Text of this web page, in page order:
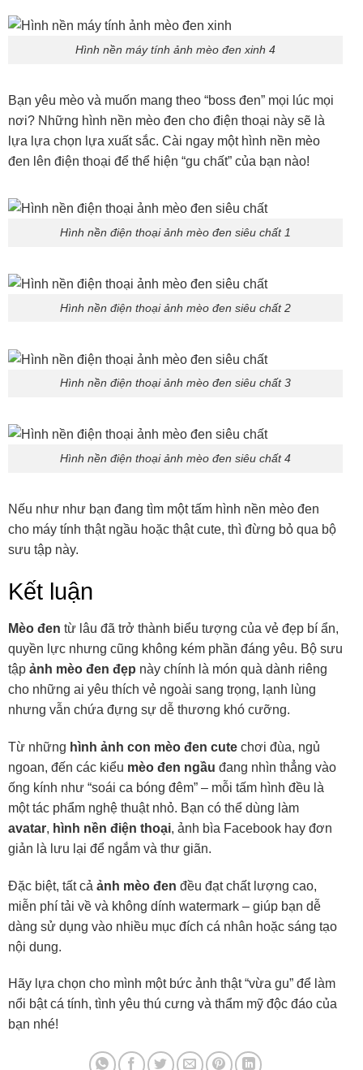
Hình nền máy tính ảnh mèo đen xinh 4
Bạn yêu mèo và muốn mang theo “boss đen” mọi lúc mọi
nơi? Những hình nền mèo đen cho điện thoại này sẽ là
lựa lựa chọn lựa xuất sắc. Cài ngay một hình nền mèo
đen lên điện thoại để thể hiện “gu chất” của bạn nào!
Hình nền điện thoại ảnh mèo đen siêu chất 1
Hình nền điện thoại ảnh mèo đen siêu chất 2
Hình nền điện thoại ảnh mèo đen siêu chất 3
Hình nền điện thoại ảnh mèo đen siêu chất 4
Nếu như như bạn đang tìm một tấm hình nền mèo đen
cho máy tính thật ngầu hoặc thật cute, thì đừng bỏ qua bộ
sưu tập này.
Kết luận
Mèo đen từ lâu đã trở thành biểu tượng của vẻ đẹp bí ẩn,
quyền lực nhưng cũng không kém phần đáng yêu. Bộ sưu
tập ảnh mèo đen đẹp này chính là món quà dành riêng
cho những ai yêu thích vẻ ngoài sang trọng, lạnh lùng
nhưng vẫn chứa đựng sự dễ thương khó cưỡng.
Từ những hình ảnh con mèo đen cute chơi đùa, ngủ
ngoan, đến các kiểu mèo đen ngầu đang nhìn thẳng vào
ống kính như “soái ca bóng đêm” – mỗi tấm hình đều là
một tác phẩm nghệ thuật nhỏ. Bạn có thể dùng làm
avatar, hình nền điện thoại, ảnh bìa Facebook hay đơn
giản là lưu lại để ngắm và thư giãn.
Đặc biệt, tất cả ảnh mèo đen đều đạt chất lượng cao,
miễn phí tải về và không dính watermark – giúp bạn dễ
dàng sử dụng vào nhiều mục đích cá nhân hoặc sáng tạo
nội dung.
Hãy lựa chọn cho mình một bức ảnh thật “vừa gu” để làm
nổi bật cá tính, tình yêu thú cưng và thẩm mỹ độc đáo của
bạn nhé!